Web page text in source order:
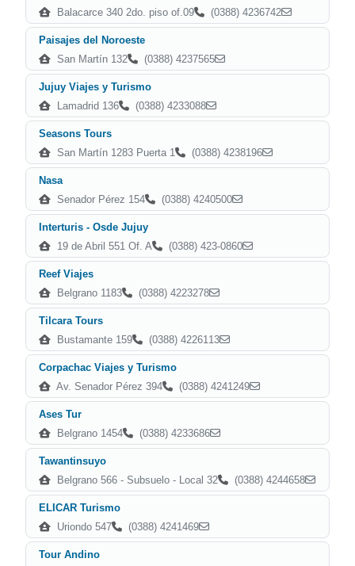
Balacarce 340 2do. piso of.09
(0388) 4236742
Paisajes del Noroeste
San Martín 132
(0388) 4237565
Jujuy Viajes y Turismo
Lamadrid 136
(0388) 4233088
Seasons Tours
San Martín 1283 Puerta 1
(0388) 4238196
Nasa
Senador Pérez 154
(0388) 4240500
Interturis - Osde Jujuy
19 de Abril 551 Of. A
(0388) 423-0860
Reef Viajes
Belgrano 1183
(0388) 4223278
Tilcara Tours
Bustamante 159
(0388) 4226113
Corpachac Viajes y Turismo
Av. Senador Pérez 394
(0388) 4241249
Ases Tur
Belgrano 1454
(0388) 4233686
Tawantinsuyo
Belgrano 566 - Subsuelo - Local 32
(0388) 4244658
ELICAR Turismo
Uriondo 547
(0388) 4241469
Tour Andino